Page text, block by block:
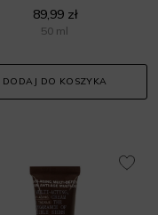
89,99 zł
50 ml
DODAJ DO KOSZYKA